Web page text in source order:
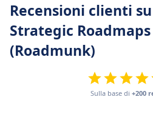
Recensioni clienti su
Strategic Roadmaps
(Roadmunk)
Sulla base di +200